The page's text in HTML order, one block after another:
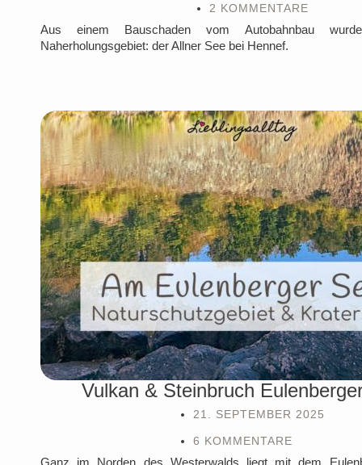
2 KOMMENTARE
Aus einem Bauschaden vom Autobahnbau
Naherholungsgebiet: der Allner See bei Hennef.
Vulkan & Steinbruch
21. SEPTEMBER 2025
6 KOMMENTARE
Ganz im Norden des Westerwalds liegt mit dem